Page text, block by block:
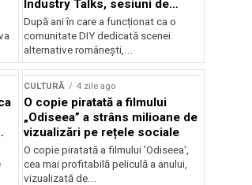
Industry Talks, sesiuni de
audiție și noi opțiuni de
participare pentru public
După ani în care a funcționat ca o
comunitate DIY dedicată scenei
alternative românești,...
CULTURĂ 4 zile ago
O copie piratată a filmului
„Odiseea” a strâns milioane de
vizualizări pe rețele sociale
O copie piratată a filmului 'Odiseea',
cea mai profitabilă peliculă a anului,
vizualizată de...